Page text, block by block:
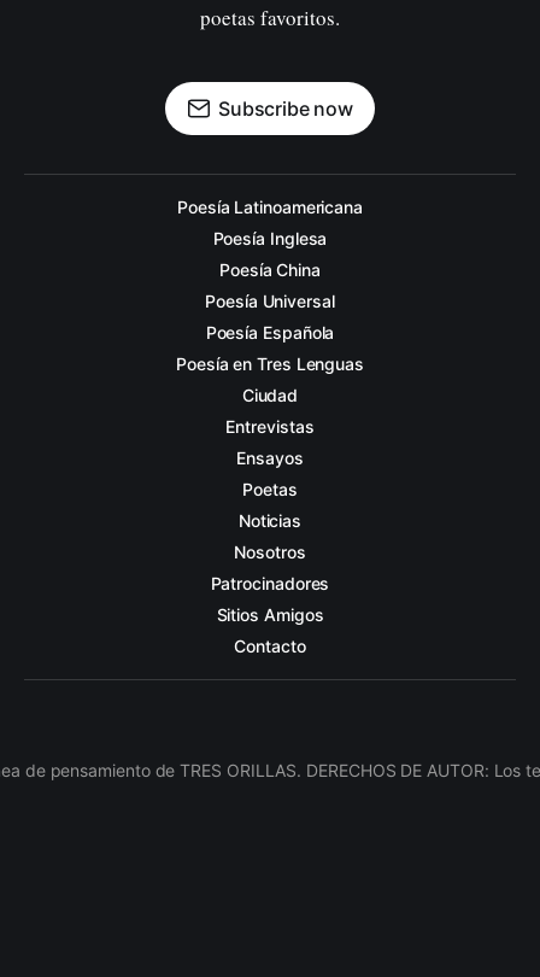
poetas favoritos.
Subscribe now
Poesía Latinoamericana
Poesía Inglesa
Poesía China
Poesía Universal
Poesía Española
Poesía en Tres Lenguas
Ciudad
Entrevistas
Ensayos
Poetas
Noticias
Nosotros
Patrocinadores
Sitios Amigos
Contacto
pensamiento de TRES ORILLAS. DERECHOS DE